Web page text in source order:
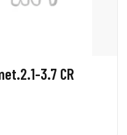
3.7 CR